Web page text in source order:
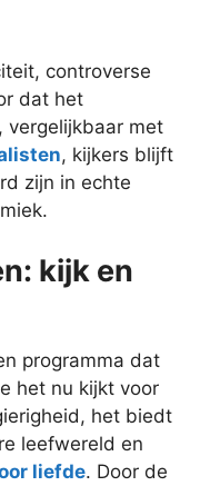
controverse
dat het
vergelijkbaar met
, kijkers blijft
zijn in echte
kijk en
programma dat
het nu kijkt voor
het biedt
leefwereld en
liefde. Door de